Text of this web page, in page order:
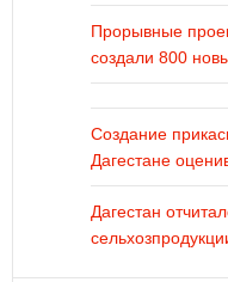
Прорывные
создали 800
Создание
Дагестане
Дагестан